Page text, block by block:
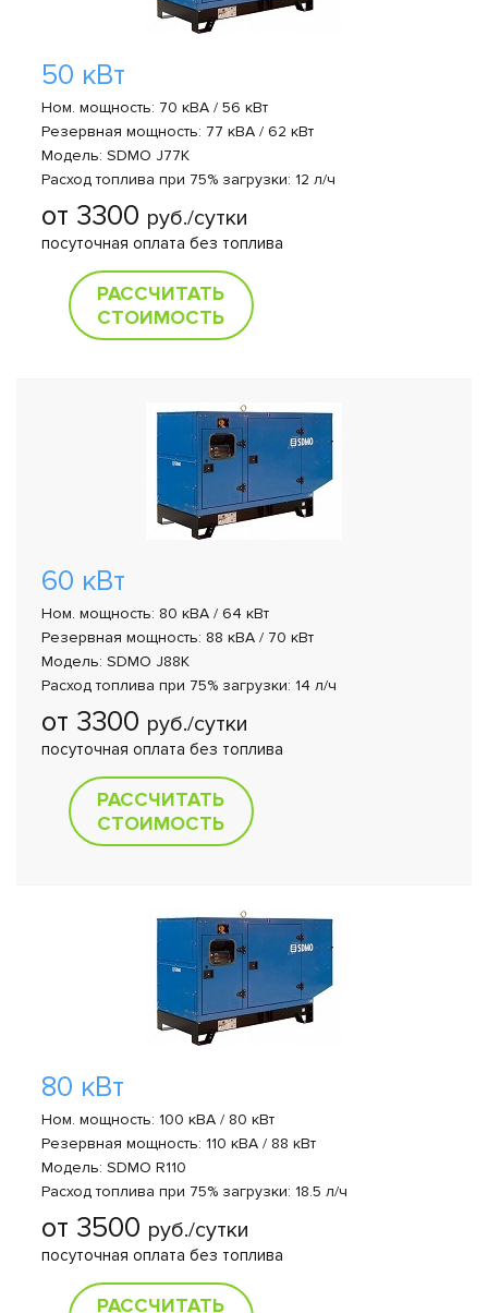
50 кВт
Ном. мощность: 70 кВА / 56 кВт
Резервная мощность: 77 кВА / 62 кВт
Модель: SDMO J77K
Расход топлива при 75% загрузки: 12 л/ч
от 3300 руб./сутки
посуточная оплата без топлива
РАССЧИТАТЬ
СТОИМОСТЬ
60 кВт
Ном. мощность: 80 кВА / 64 кВт
Резервная мощность: 88 кВА / 70 кВт
Модель: SDMO J88K
Расход топлива при 75% загрузки: 14 л/ч
от 3300 руб./сутки
посуточная оплата без топлива
РАССЧИТАТЬ
СТОИМОСТЬ
80 кВт
Ном. мощность: 100 кВА / 80 кВт
Резервная мощность: 110 кВА / 88 кВт
Модель: SDMO R110
Расход топлива при 75% загрузки: 18.5 л/ч
от 3500 руб./сутки
посуточная оплата без топлива
РАССЧИТАТЬ